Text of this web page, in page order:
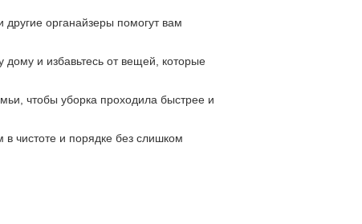
органайзеры помогут вам
дому и избавьтесь от вещей, которые
чтобы уборка проходила быстрее и
чистоте и порядке без слишком